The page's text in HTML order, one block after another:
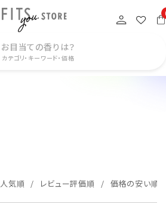
お目当ての香りは？
カテゴリ・キーワード・価格
人気順 レビュー評価順 価格の安い順